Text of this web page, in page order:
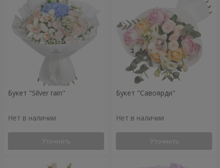
Букет "Silver rain"
Нет в наличии
Уточнить
Букет "Савоярди"
Нет в наличии
Уточнить